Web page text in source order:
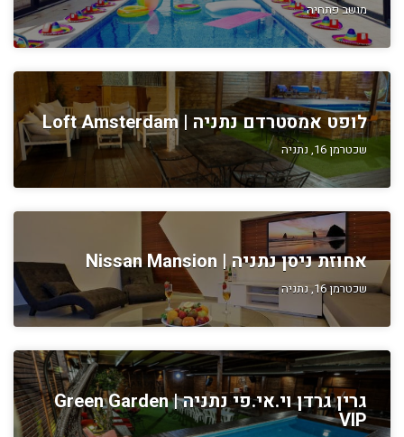
מושב פתחיה
לופט אמסטרדם נתניה | Loft Amsterdam
שכטרמן 16, נתניה
אחוזת ניסן נתניה | Nissan Mansion
שכטרמן 16, נתניה
גרין גרדן וי.אי.פי נתניה | Green Garden
VIP